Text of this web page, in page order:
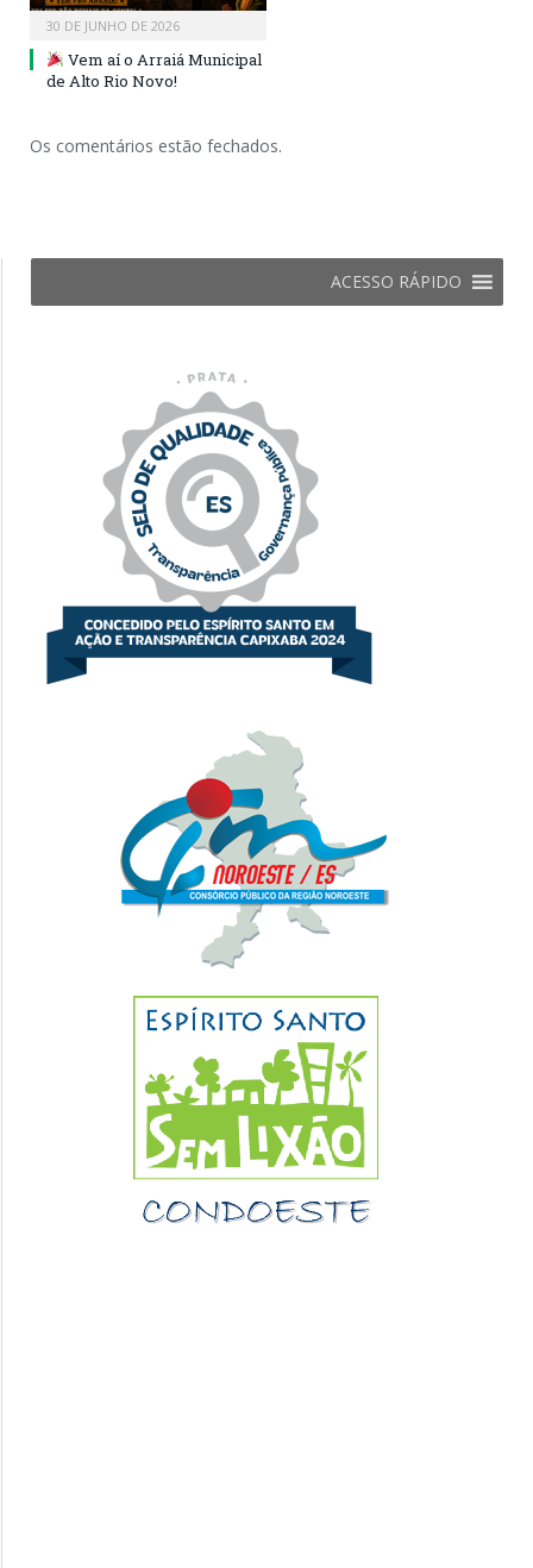
30 DE JUNHO DE 2026
Vem aí o Arraiá Municipal
de Alto Rio Novo!
Os comentários estão fechados.
ACESSO RÁPIDO